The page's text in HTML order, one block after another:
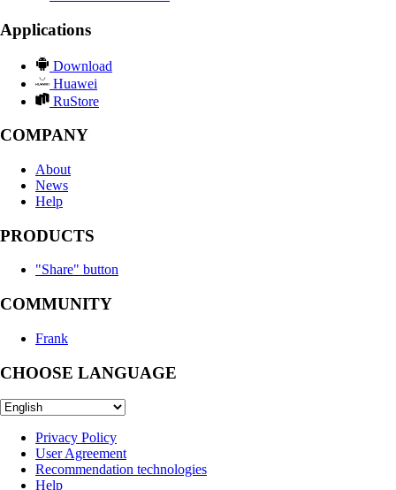
Applications
Download
Huawei
RuStore
COMPANY
About
News
Help
PRODUCTS
"Share" button
COMMUNITY
Frank
CHOOSE LANGUAGE
Privacy Policy
User Agreement
Recommendation technologies
Help